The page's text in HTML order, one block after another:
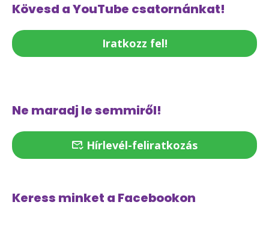
Kövesd a YouTube csatornánkat!
Iratkozz fel!
Ne maradj le semmiről!
Hírlevél-feliratkozás
Keress minket a Facebookon